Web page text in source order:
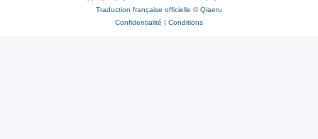
Traduction française officielle ©Qiaeru
Confidentialité | Conditions